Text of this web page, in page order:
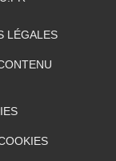
LÉGALES